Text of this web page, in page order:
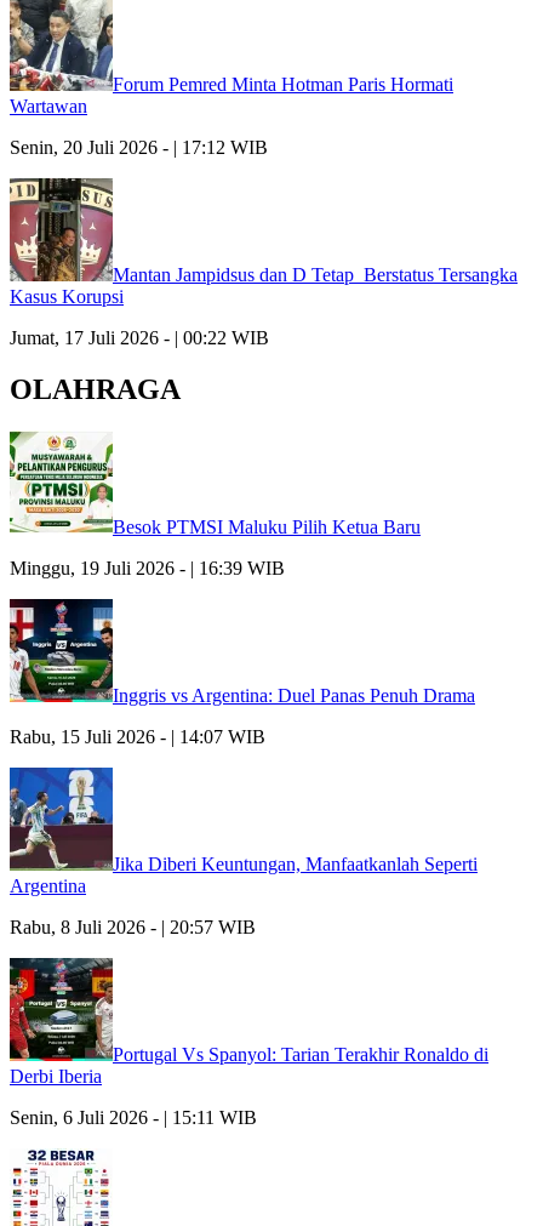
Forum Pemred Minta Hotman Paris Hormati
Wartawan
Senin, 20 Juli 2026 - | 17:12 WIB
Mantan Jampidsus dan D Tetap Berstatus Tersangka
Kasus Korupsi
Jumat, 17 Juli 2026 - | 00:22 WIB
OLAHRAGA
Besok PTMSI Maluku Pilih Ketua Baru
Minggu, 19 Juli 2026 - | 16:39 WIB
Inggris vs Argentina: Duel Panas Penuh Drama
Rabu, 15 Juli 2026 - | 14:07 WIB
Jika Diberi Keuntungan, Manfaatkanlah Seperti
Argentina
Rabu, 8 Juli 2026 - | 20:57 WIB
Portugal Vs Spanyol: Tarian Terakhir Ronaldo di
Derbi Iberia
Senin, 6 Juli 2026 - | 15:11 WIB